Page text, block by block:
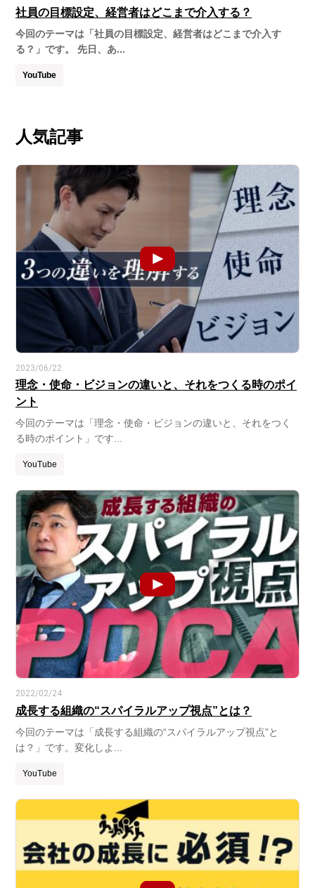
社員の目標設定、経営者はどこまで介入する？
今回のテーマは「社員の目標設定、経営者はどこまで介入す
る？」です。 先日、あ...
YouTube
人気記事
2023/06/22
理念・使命・ビジョンの違いと、それをつくる時のポイ
ント
今回のテーマは「理念・使命・ビジョンの違いと、それをつく
る時のポイント」です...
YouTube
2022/02/24
成長する組織の“スパイラルアップ視点”とは？
今回のテーマは「成長する組織の“スパイラルアップ視点”と
は？」です。変化しよ...
YouTube